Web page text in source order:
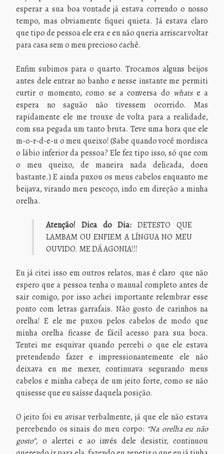
esperar a sua boa vontade já estava correndo o nosso
tempo, mas obviamente fiquei quieta. Já estava claro
que tipo de pessoa ele era e eu não queria arriscar voltar
para casa sem o meu precioso cachê.
Enfim subimos para o quarto. Trocamos alguns beijos
antes dele entrar no banho e nesse instante me permiti
curtir o momento, como se a conversa do whatse a
espera no saguão não tivessem ocorrido. Mas
rapidamente ele me trouxe de volta para a realidade,
com sua pegada um tanto bruta. Teve uma hora que ele
m-o-r-d-e-u o meu queixo! (Sabe quando você mordisca
o lábio inferior da pessoa? Ele fez tipo isso, só que com
o meu queixo, de maneira nada delicada, doeu
bastante.) E ainda puxou os meus cabelos enquanto me
beijava, virando meu pescoço, indo em direção a minha
orelha.
Atenção! Dica do Dia: DETESTO QUE
LAMBAM OU ENFIEM A LÍNGUA NO MEU
OUVIDO. ME DÁ AGONIA!!!
Eu já citei isso em outros relatos, mas é claro que não
espero que a pessoa tenha o manual completo antes de
sair comigo, por isso achei importante relembrar esse
ponto com letras garrafais. Não gosto de carinhos na
orelha! E ele me puxou pelos cabelos de modo que
minha orelha ficasse de fácil acesso para sua boca.
Tentei me esquivar quando percebi o que ele estava
pretendendo fazer e impressionantemente ele não
deixava eu me mexer, continuava segurando meus
cabelos e minha cabeça de um jeito forte, como se não
quisesse que eu saísse daquela posição.
O jeito foi eu avisar verbalmente, já que ele não estava
percebendo os sinais do meu corpo: “Na orelha eu não
gosto”, o alertei e ao invés dele desistir, continuou